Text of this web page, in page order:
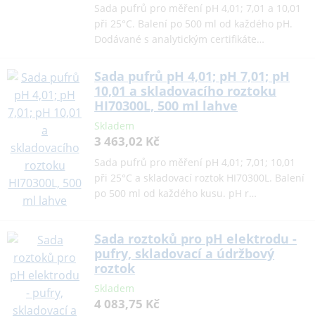
Sada pufrů pro měření pH 4,01; 7,01 a 10,01
při 25°C. Balení po 500 ml od každého pH.
Dodávané s analytickým certifikáte…
Sada pufrů pH 4,01; pH 7,01; pH
10,01 a skladovacího roztoku
HI70300L, 500 ml lahve
Skladem
3 463,02 Kč
Sada pufrů pro měření pH 4,01; 7,01; 10,01
při 25°C a skladovací roztok HI70300L. Balení
po 500 ml od každého kusu. pH r…
Sada roztoků pro pH elektrodu -
pufry, skladovací a údržbový
roztok
Skladem
4 083,75 Kč